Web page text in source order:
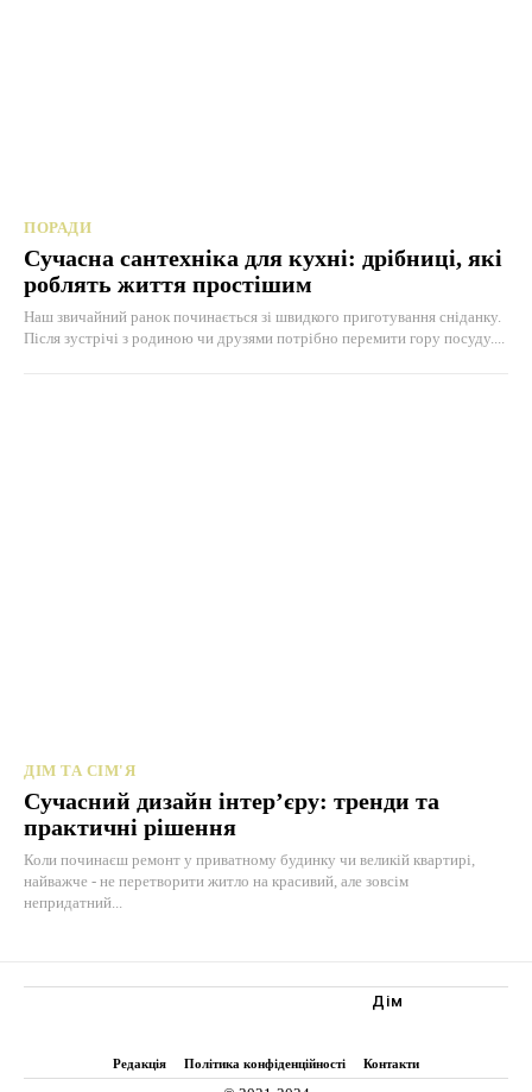
ПОРАДИ
Сучасна сантехніка для кухні: дрібниці, які
роблять життя простішим
Наш звичайний ранок починається зі швидкого приготування сніданку.
Після зустрічі з родиною чи друзями потрібно перемити гору посуду....
ДІМ ТА СІМ'Я
Сучасний дизайн інтер’єру: тренди та
практичні рішення
Коли починаєш ремонт у приватному будинку чи великій квартирі,
найважче - не перетворити житло на красивий, але зовсім
непридатний...
Дім
Редакція Політика конфіденційності Контакти